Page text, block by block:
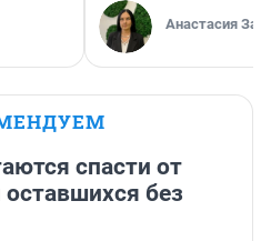
Анастасия
спасти от
без